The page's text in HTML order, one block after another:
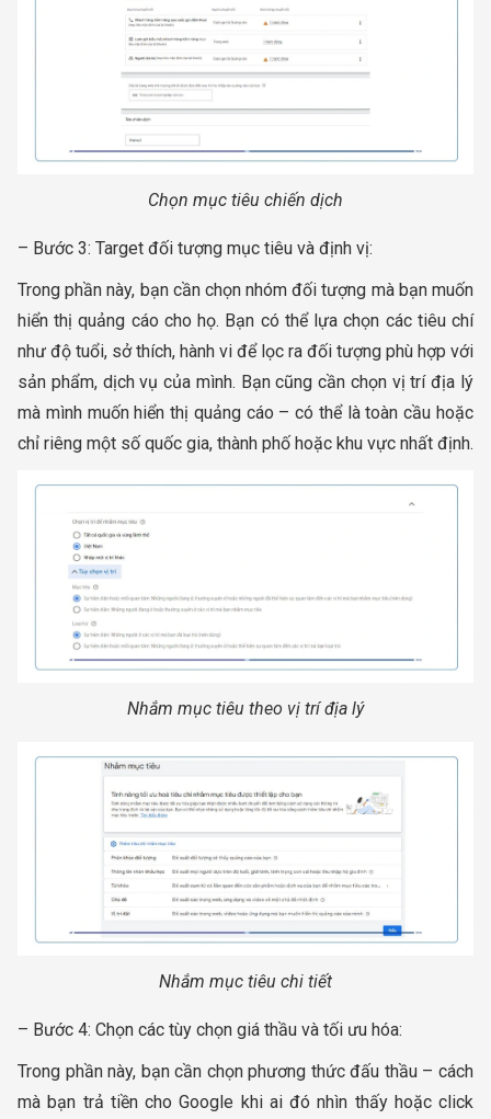
Chọn mục tiêu chiến dịch
– Bước 3: Target đối tượng mục tiêu và định vị:
Trong phần này, bạn cần chọn nhóm đối tượng mà bạn muốn
hiển thị quảng cáo cho họ. Bạn có thể lựa chọn các tiêu chí
như độ tuổi, sở thích, hành vi để lọc ra đối tượng phù hợp với
sản phẩm, dịch vụ của mình. Bạn cũng cần chọn vị trí địa lý
mà mình muốn hiển thị quảng cáo – có thể là toàn cầu hoặc
chỉ riêng một số quốc gia, thành phố hoặc khu vực nhất định.
Nhắm mục tiêu theo vị trí địa lý
Nhắm mục tiêu chi tiết
– Bước 4: Chọn các tùy chọn giá thầu và tối ưu hóa:
Trong phần này, bạn cần chọn phương thức đấu thầu – cách
mà bạn trả tiền cho Google khi ai đó nhìn thấy hoặc click